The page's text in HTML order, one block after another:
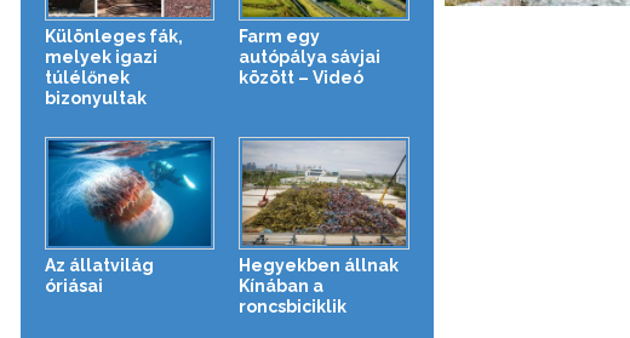
Különleges fák,
melyek igazi
túlélőnek
bizonyultak
Farm egy
autópálya sávjai
között – Videó
Az állatvilág
óriásai
Hegyekben állnak
Kínában a
roncsbiciklik